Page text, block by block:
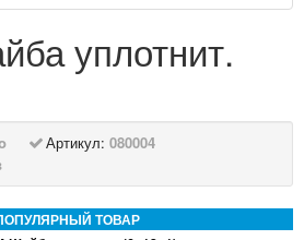
уплотнит.
Артикул: 080004
ТОВАР